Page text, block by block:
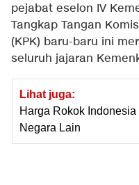
pejabat eselon IV
Tangkap Tangan
(KPK) baru-baru ini
seluruh jajaran
Lihat juga:
Harga Rokok
Negara Lain